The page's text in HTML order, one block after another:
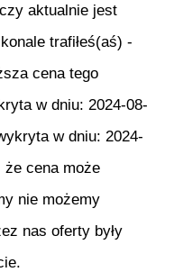
aktualnie jest
trafiłeś(aś) -
cena tego
w dniu: 2024-08-
w dniu: 2024-
że cena może
nie możemy
nas oferty były